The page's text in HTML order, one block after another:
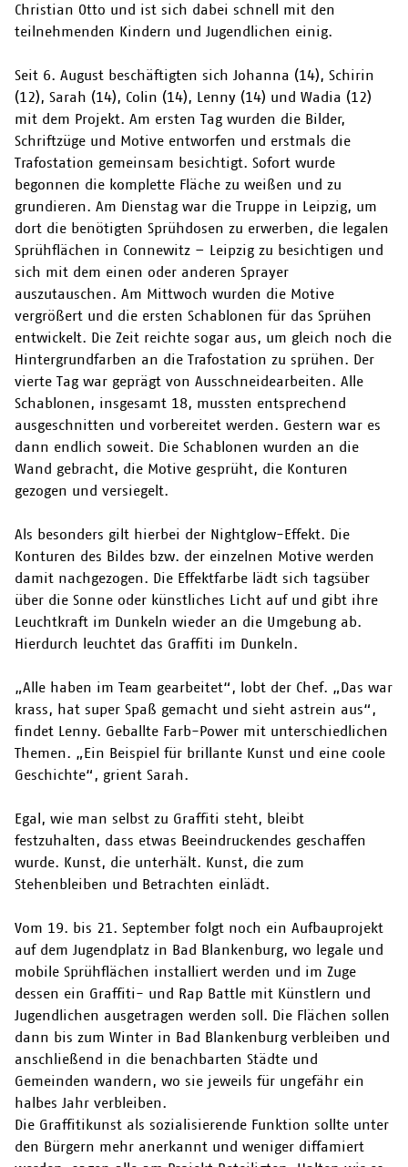
Christian Otto und ist sich dabei schnell mit den
teilnehmenden Kindern und Jugendlichen einig.
Seit 6. August beschäftigten sich Johanna (14), Schirin
(12), Sarah (14), Colin (14), Lenny (14) und Wadia (12)
mit dem Projekt. Am ersten Tag wurden die Bilder,
Schriftzüge und Motive entworfen und erstmals die
Trafostation gemeinsam besichtigt. Sofort wurde
begonnen die komplette Fläche zu weißen und zu
grundieren. Am Dienstag war die Truppe in Leipzig, um
dort die benötigten Sprühdosen zu erwerben, die legalen
Sprühflächen in Connewitz – Leipzig zu besichtigen und
sich mit dem einen oder anderen Sprayer
auszutauschen. Am Mittwoch wurden die Motive
vergrößert und die ersten Schablonen für das Sprühen
entwickelt. Die Zeit reichte sogar aus, um gleich noch die
Hintergrundfarben an die Trafostation zu sprühen. Der
vierte Tag war geprägt von Ausschneidearbeiten. Alle
Schablonen, insgesamt 18, mussten entsprechend
ausgeschnitten und vorbereitet werden. Gestern war es
dann endlich soweit. Die Schablonen wurden an die
Wand gebracht, die Motive gesprüht, die Konturen
gezogen und versiegelt.
Als besonders gilt hierbei der Nightglow-Effekt. Die
Konturen des Bildes bzw. der einzelnen Motive werden
damit nachgezogen. Die Effektfarbe lädt sich tagsüber
über die Sonne oder künstliches Licht auf und gibt ihre
Leuchtkraft im Dunkeln wieder an die Umgebung ab.
Hierdurch leuchtet das Graffiti im Dunkeln.
„Alle haben im Team gearbeitet“, lobt der Chef. „Das war
krass, hat super Spaß gemacht und sieht astrein aus“,
findet Lenny. Geballte Farb-Power mit unterschiedlichen
Themen. „Ein Beispiel für brillante Kunst und eine coole
Geschichte“, grient Sarah.
Egal, wie man selbst zu Graffiti steht, bleibt
festzuhalten, dass etwas Beeindruckendes geschaffen
wurde. Kunst, die unterhält. Kunst, die zum
Stehenbleiben und Betrachten einlädt.
Vom 19. bis 21. September folgt noch ein Aufbauprojekt
auf dem Jugendplatz in Bad Blankenburg, wo legale und
mobile Sprühflächen installiert werden und im Zuge
dessen ein Graffiti- und Rap Battle mit Künstlern und
Jugendlichen ausgetragen werden soll. Die Flächen sollen
dann bis zum Winter in Bad Blankenburg verbleiben und
anschließend in die benachbarten Städte und
Gemeinden wandern, wo sie jeweils für ungefähr ein
halbes Jahr verbleiben.
Die Graffitikunst als sozialisierende Funktion sollte unter
den Bürgern mehr anerkannt und weniger diffamiert